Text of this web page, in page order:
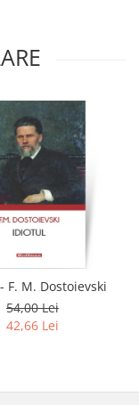
F. M. Dostoievski
54,00 Lei
42,66 Lei